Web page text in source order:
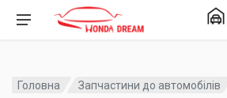
Головна Запчастини до автомобілів